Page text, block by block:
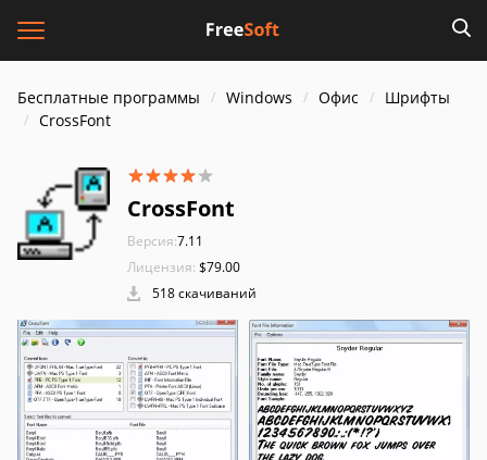
Бесплатные программы Windows Офис
Шрифты
CrossFont
CrossFont
Версия:7.11
Лицензия: $79.00
518 скачиваний